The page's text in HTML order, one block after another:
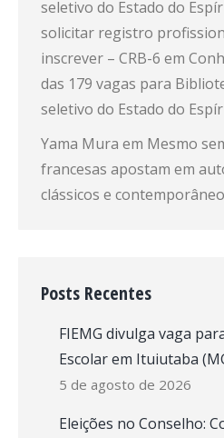
seletivo do Estado do
solicitar registro
inscrever – CRB-6 em
das 179 vagas para
seletivo do Estado do
Yama Mura em Mesmo
francesas apostam em
clássicos e
Posts Recentes
FIEMG divulga vaga
Escolar em Ituiutaba
5 de agosto de 2026
Eleições no Conselho: